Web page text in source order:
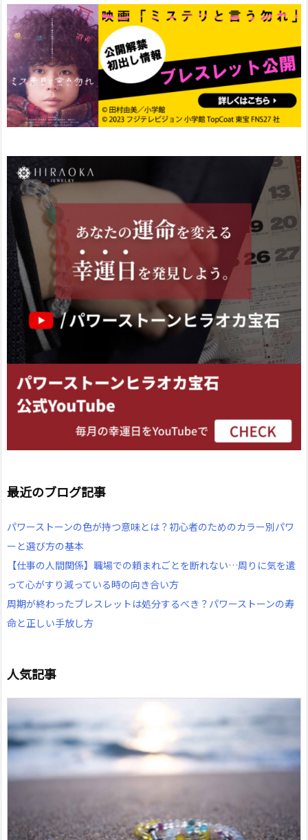
最近のブログ記事
パワーストーンの色が持つ意味とは？初心者のためのカラー別パワ
ーと選び方の基本
【仕事の人間関係】職場での頼まれごとを断れない…周りに気を遣
って心がすり減っている時の向き合い方
周期が終わったブレスレットは処分するべき？パワーストーンの寿
命と正しい手放し方
人気記事